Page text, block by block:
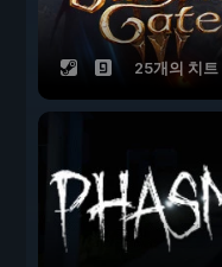
25개의 치트